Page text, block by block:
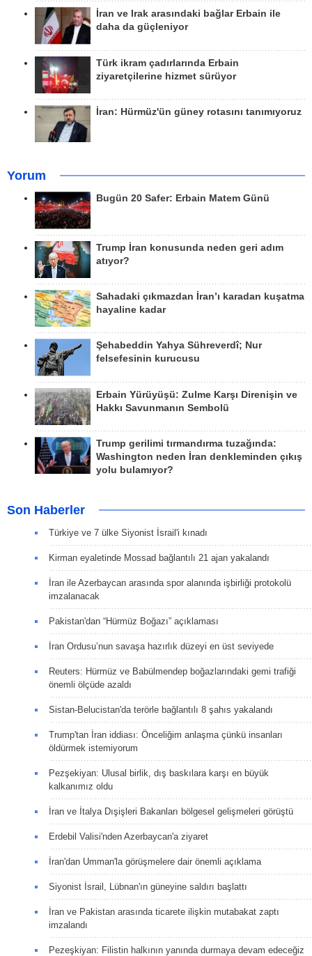
İran ve Irak arasındaki bağlar Erbain ile
daha da güçleniyor
Türk ikram çadırlarında Erbain
ziyaretçilerine hizmet sürüyor
İran: Hürmüz'ün güney rotasını tanımıyoruz
Yorum
Bugün 20 Safer: Erbain Matem Günü
Trump İran konusunda neden geri adım
atıyor?
Sahadaki çıkmazdan İran’ı karadan kuşatma
hayaline kadar
Şehabeddin Yahya Sühreverdî; Nur
felsefesinin kurucusu
Erbain Yürüyüşü: Zulme Karşı Direnişin ve
Hakkı Savunmanın Sembolü
Trump gerilimi tırmandırma tuzağında:
Washington neden İran denkleminden çıkış
yolu bulamıyor?
Son Haberler
Türkiye ve 7 ülke Siyonist İsrail'i kınadı
Kirman eyaletinde Mossad bağlantılı 21 ajan yakalandı
İran ile Azerbaycan arasında spor alanında işbirliği protokolü
imzalanacak
Pakistan'dan “Hürmüz Boğazı” açıklaması
İran Ordusu’nun savaşa hazırlık düzeyi en üst seviyede
Reuters: Hürmüz ve Babülmendep boğazlarındaki gemi trafiği
önemli ölçüde azaldı
Sistan-Belucistan'da terörle bağlantılı 8 şahıs yakalandı
Trump'tan İran iddiası: Önceliğim anlaşma çünkü insanları
öldürmek istemiyorum
Pezşekiyan: Ulusal birlik, dış baskılara karşı en büyük
kalkanımız oldu
İran ve İtalya Dışişleri Bakanları bölgesel gelişmeleri görüştü
Erdebil Valisi'nden Azerbaycan'a ziyaret
İran'dan Umman'la görüşmelere dair önemli açıklama
Siyonist İsrail, Lübnan'ın güneyine saldırı başlattı
İran ve Pakistan arasında ticarete ilişkin mutabakat zaptı
imzalandı
Pezeşkiyan: Filistin halkının yanında durmaya devam edeceğiz